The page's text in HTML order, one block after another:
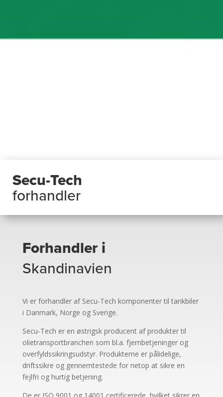
Secu-Tech
forhandler
Forhandler i
Skandinavien
Vi er forhandler af Secu-Tech komponenter til tankbiler
i Danmark, Norge og Sverige.
Secu-Tech er en østrigsk producent af produkter til
olietransportbranchen som bl.a. fjernbetjeninger og
overfyldssikringsudstyr. Produkterne er pålidelige,
driftssikre og gennemtestede for netop at sikre en
fejlfri og hurtig betjening.